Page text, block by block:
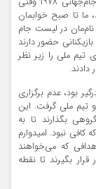
ما تا صبح خوابمان
نام‌مان در لیست جام
حضور دارند
تیم ملی را زیر نظر
دادند.
بود، عدم برگزاری
و تیم ملی گرفت. این
بگذارند تا به
نبود. امیدوارم
که می‌خواهند
بگیرند تا نقطه